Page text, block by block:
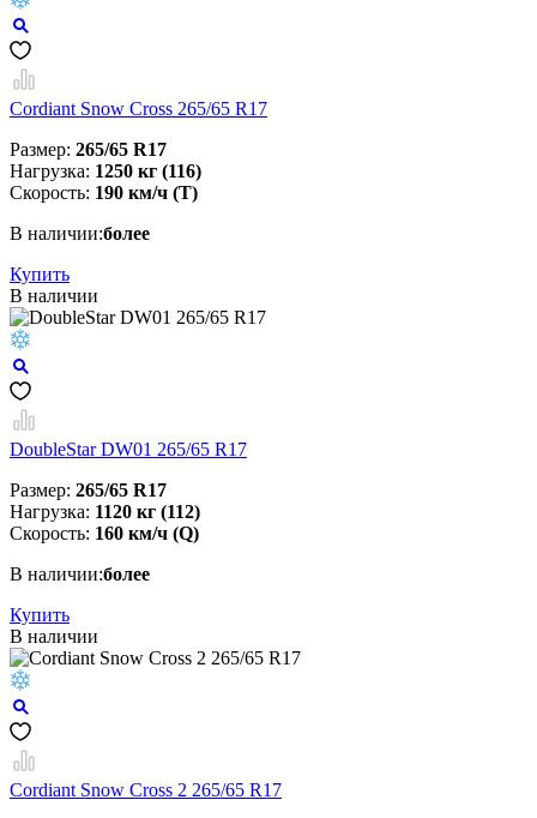
Cordiant Snow Cross 265/65 R17
Размер: 265/65 R17
Нагрузка: 1250 кг (116)
Скорость: 190 км/ч (T)
В наличии:более
Купить
В наличии
DoubleStar DW01 265/65 R17
Размер: 265/65 R17
Нагрузка: 1120 кг (112)
Скорость: 160 км/ч (Q)
В наличии:более
Купить
В наличии
Cordiant Snow Cross 2 265/65 R17